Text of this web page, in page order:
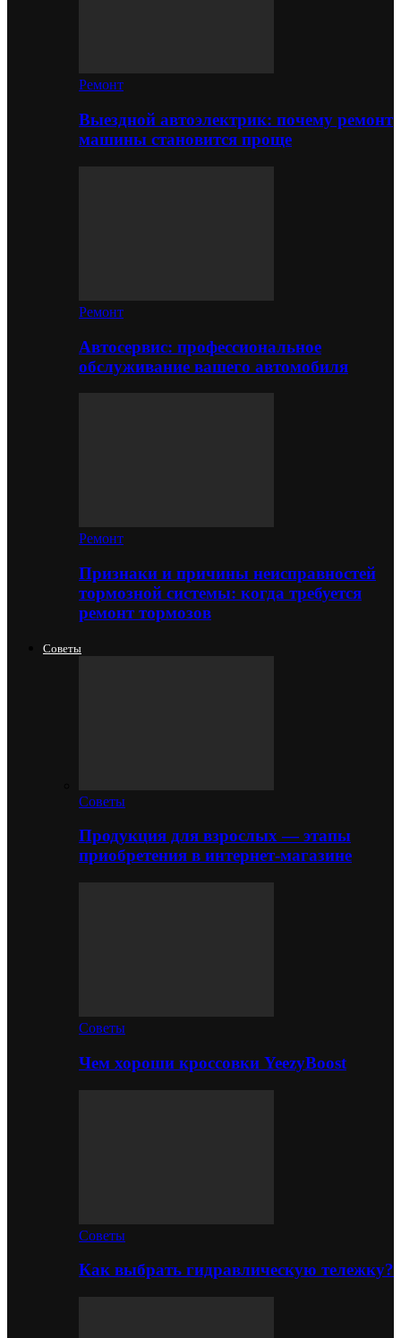
Ремонт
Выездной автоэлектрик: почему ремонт
машины становится проще
Ремонт
Автосервис: профессиональное
обслуживание вашего автомобиля
Ремонт
Признаки и причины неисправностей
тормозной системы: когда требуется
ремонт тормозов
Советы
Советы
Продукция для взрослых — этапы
приобретения в интернет-магазине
Советы
Чем хороши кроссовки YeezyBoost
Советы
Как выбрать гидравлическую тележку?